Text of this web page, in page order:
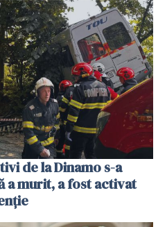
de la Dinamo s-a
a murit, a fost activat